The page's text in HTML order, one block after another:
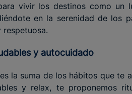
vivir los destinos como un
en la serenidad de los
y autocuidado
la suma de los hábitos que te
y relax, te proponemos